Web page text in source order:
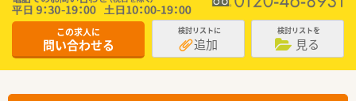
この求人に
問い合わせる
検討リストに
追加
検討リストを
見る